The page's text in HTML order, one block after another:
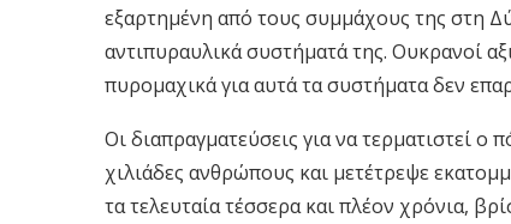
εξαρτημένη από τους συμμάχους της στη
αντιπυραυλικά συστήματά της. Ουκρανοί
πυρομαχικά για αυτά τα συστήματα δεν
Οι διαπραγματεύσεις για να τερματιστεί ο
χιλιάδες ανθρώπους και μετέτρεψε
τα τελευταία τέσσερα και πλέον χρόνια,